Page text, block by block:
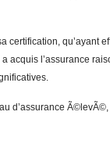
certification, qu’ayant
acquis l’assurance
d’assurance